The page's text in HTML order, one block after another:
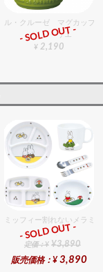
タンブラー280 6個入りセ
ンドラ 2.2L 6個入りセット
ル・クルーゼ マグカップ
グラスバリエ
¥ 2,190
- SOLD OUT -
50個入りセット
ミッフィー割れないメラミ
ギフト
定価：¥ ¥3,890
販売価格：¥ 3,890
- SOLD OUT -